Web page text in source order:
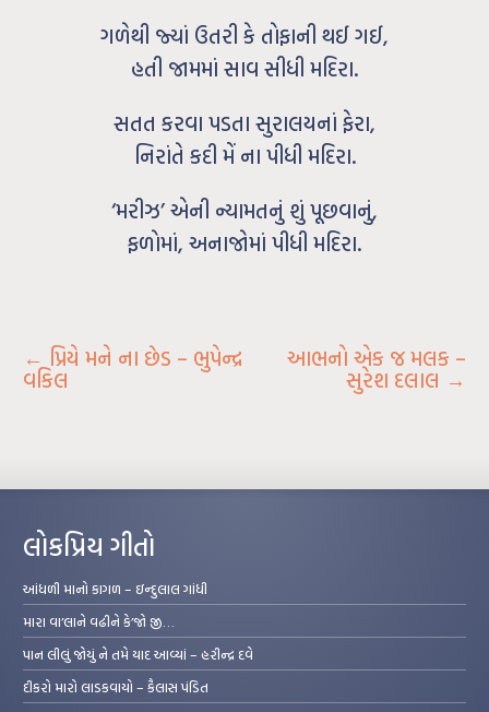
ગળેથી જ્યાં ઉતરી કે તોફાની થઈ ગઈ,
હતી જામમાં સાવ સીધી મદિરા.
સતત કરવા પડતા સુરાલયનાં ફેરા,
નિરાંતે કદી મેં ના પીધી મદિરા.
‘મરીઝ’ એની ન્યામતનું શું પૂછવાનું,
ફળોમાં, અનાજોમાં પીધી મદિરા.
← પ્રિયે મને ના છેડ – ભુપેન્દ્ર
વકિલ
આભનો એક જ મલક –
સુરેશ દલાલ →
લોકપ્રિય ગીતો
આંધળી માનો કાગળ – ઇન્દુલાલ ગાંધી
મારા વા’લાને વઢીને કે’જો જી…
પાન લીલું જોયું ને તમે યાદ આવ્યાં – હરીન્દ્ર દવે
દીકરો મારો લાડકવાયો – કૈલાસ પંડિત